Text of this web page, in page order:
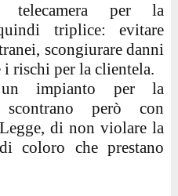
per la
triplice: evitare
scongiurare danni
rischi per la clientela.
impianto per la
scontrano però con
di non violare la
coloro che prestano